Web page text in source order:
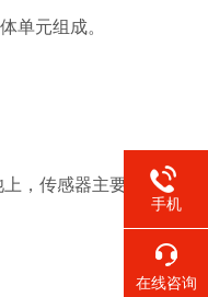
单元组成。
，传感器主要
手机
在线咨询